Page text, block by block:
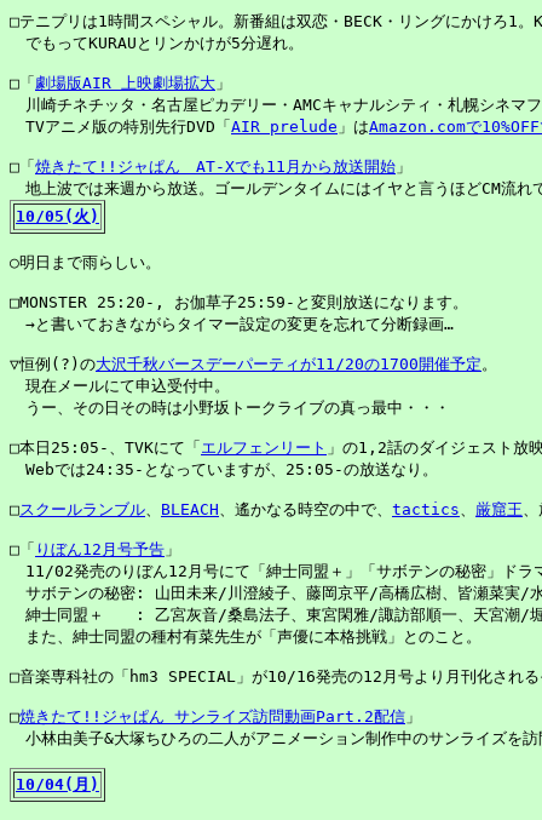
□テニプリは1時間スペシャル。新番組は双恋・BECK・リングにかけろ1。
でもってKURAUとリンかけが5分遅れ。
□「 劇場版AIR 上映劇場拡大 」
川崎チネチッタ・名古屋ピカデリー・AMCキャナルシティ・札幌シネマ
TVアニメ版の特別先行DVD「 AIR prelude 」はAmazon.comで
□「 焼きたて!!ジャぱん　AT-Xでも11月から放送開始 」
10/05(火)
○明日まで雨らしい。
□MONSTER 25:20-, お伽草子25:59-と変則放送になります。
→と書いておきながらタイマー設定の変更を忘れて分断録画…
▽恒例(?)の大沢千秋バースデーパーティが11/20の1700開催予定。
現在メールにて申込受付中。
うー、その日その時は小野坂トークライブの真っ最中・・・
□本日25:05-、TVKにて「 エルフェンリート 」の1,2話のダイジェスト放
Webでは24:35-となっていますが、25:05-の放送なり。
□スクールランブル、 BLEACH、遙かなる時空の中で、 tactics、 厳窟王
□「 りぼん12月号予告 」
11/02発売のりぼん12月号にて「紳士同盟＋」「サボテンの秘密」ドラ
サボテンの秘密: 山田未来/川澄綾子、藤岡京平/高橋広樹、皆瀬菜実/
紳士同盟＋　　: 乙宮灰音/桑島法子、東宮閑雅/諏訪部順一、天宮潮/
また、紳士同盟の種村有菜先生が「声優に本格挑戦」とのこと。
□音楽専科社の「hm3 SPECIAL」が10/16発売の12月号より月刊化される
□焼きたて!!ジャぱん サンライズ訪問動画Part.2配信 」
小林由美子&大塚ちひろの二人がアニメーション制作中のサンライズを訪
10/04(月)